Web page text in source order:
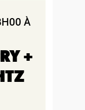
À
+